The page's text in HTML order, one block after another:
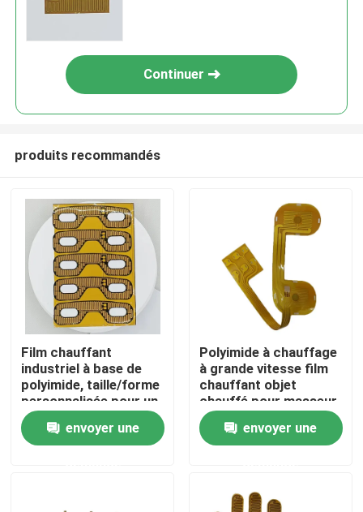
Maison
Produits
Continuer
produits recommandés
Film chauffant
industriel à base de
polyimide, taille/forme
personnalisée pour un
chauffage efficace
1,5-500 VACenvoyer une
Polyimide à chauffage
à grande vitesse film
chauffant objet
chauffé pour masseur
oculaire
envoyer une